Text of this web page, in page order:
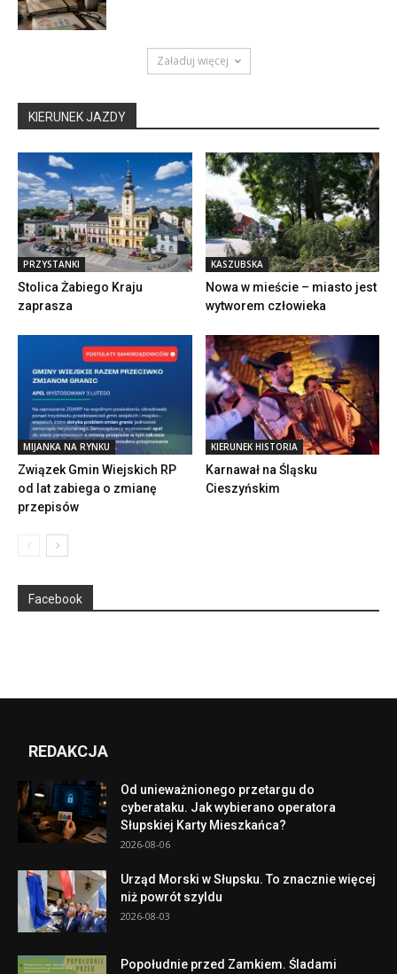
Załaduj więcej
KIERUNEK JAZDY
PRZYSTANKI
Stolica Żabiego Kraju
zaprasza
KASZUBSKA
Nowa w mieście – miasto jest
wytworem człowieka
MIJANKA NA RYNKU
Związek Gmin Wiejskich RP
od lat zabiega o zmianę
przepisów
KIERUNEK HISTORIA
Karnawał na Śląsku
Cieszyńskim
Facebook
REDAKCJA
Od unieważnionego przetargu do
cyberataku. Jak wybierano operatora
Słupskiej Karty Mieszkańca?
2026-08-06
Urząd Morski w Słupsku. To znacznie więcej
niż powrót szyldu
2026-08-03
Popołudnie przed Zamkiem. Śladami